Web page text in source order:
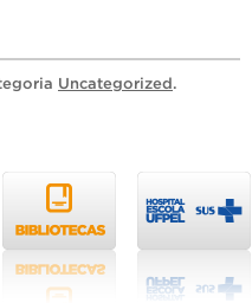
Uncategorized.